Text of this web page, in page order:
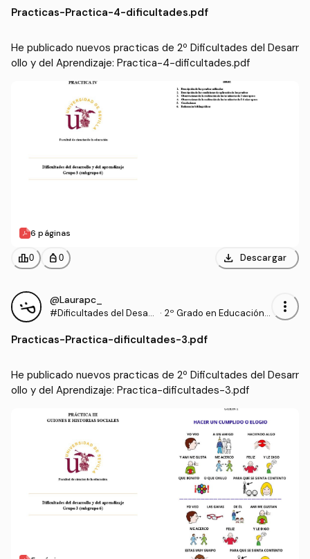
Practicas-Practica-4-dificultades.pdf
He publicado nuevos practicas de 2º Dificultades del Desarr
ollo y del Aprendizaje: Practica-4-dificultades.pdf
6 páginas
leaderboard0 personal_bag 0 download Descargar
@Laurapc_
#Dificultades del Desarr · 2º Grado en Educación I
more_vert
Practicas-Practica-dificultades-3.pdf
He publicado nuevos practicas de 2º Dificultades del Desarr
ollo y del Aprendizaje: Practica-dificultades-3.pdf